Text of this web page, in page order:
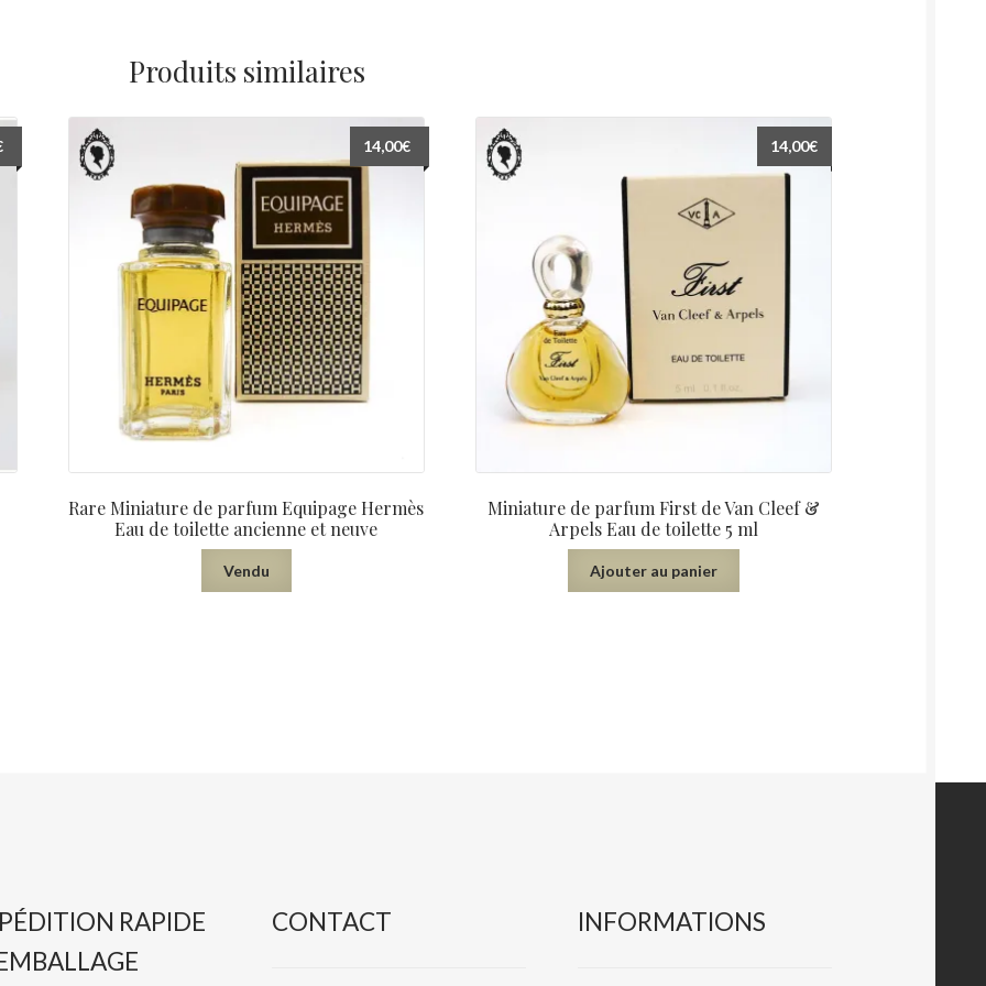
Produits similaires
Rare Miniature de parfum Equipage Hermès
Eau de toilette ancienne et neuve
14,00€
Vendu
Miniature de parfum First de Van Cleef &
Arpels Eau de toilette 5 ml
14,00€
Ajouter au panier
RAPIDE
CONTACT INFORMATIONS